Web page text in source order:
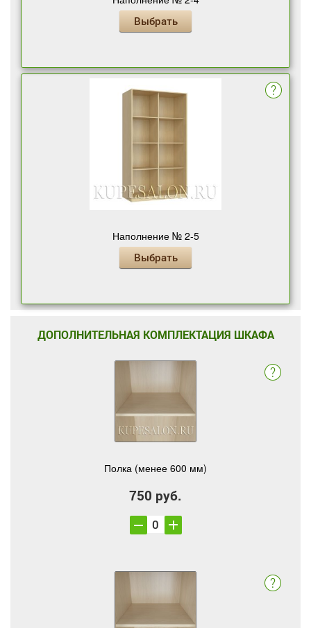
Выбрать
Наполнение № 2-5
Выбрать
ДОПОЛНИТЕЛЬНАЯ КОМПЛЕКТАЦИЯ ШКАФА
Полка (менее 600 мм)
750 руб.